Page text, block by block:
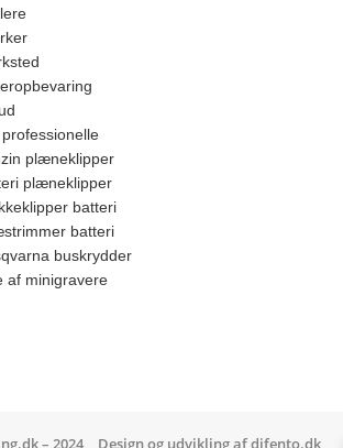
plæneklipper
plæneklipper
batteri
batteri
buskrydder
af minigravere
– 2024 Design og udvikling afdifento.dk